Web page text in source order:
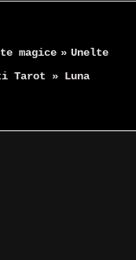
magice » Unelte
Tarot » Luna